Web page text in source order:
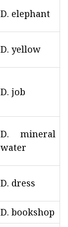
D. elephant
D. yellow
D. job
D. mineral
water
D. dress
D. bookshop